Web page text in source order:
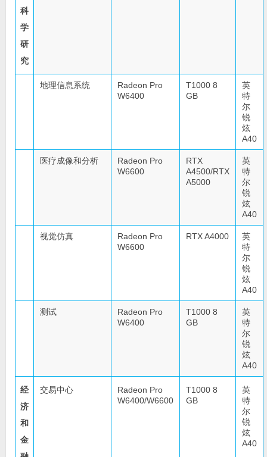
科
学
研
究
地理信息系统
Radeon Pro
W6400
T1000 8
GB
英
特
尔
锐
炫
A40
医疗成像和分析
Radeon Pro
W6600
RTX
A4500/RTX
A5000
英
特
尔
锐
炫
A40
视觉仿真
Radeon Pro
W6600
RTX A4000
英
特
尔
锐
炫
A40
测试
Radeon Pro
W6400
T1000 8
GB
英
特
尔
锐
炫
A40
经
济
和
金
交易中心
Radeon Pro
W6400/W6600
T1000 8
GB
英
特
尔
锐
炫
A40